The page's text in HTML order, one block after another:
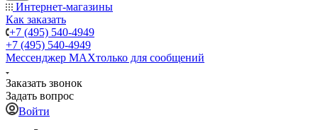
Интернет-магазины
Как заказать
+7 (495) 540-4949
+7 (495) 540-4949
Мессенджер МАХтолько для сообщений
Заказать звонок
Задать вопрос
Войти